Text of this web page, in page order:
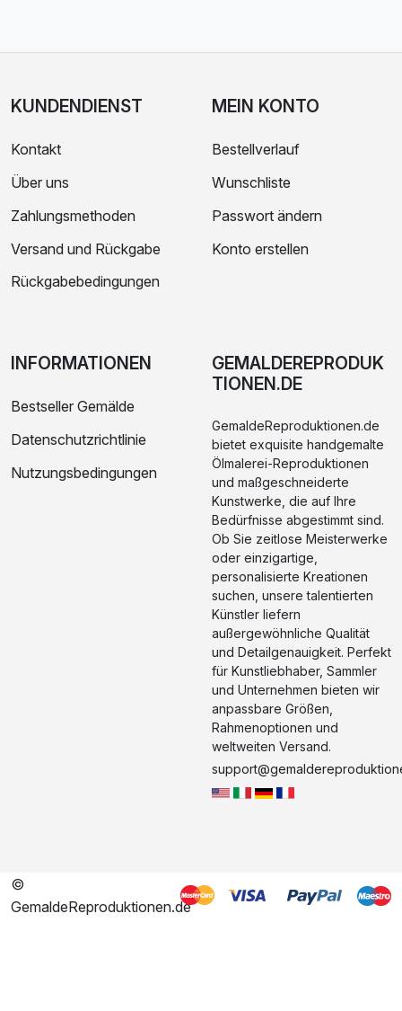
KUNDENDIENST
Kontakt
Über uns
Zahlungsmethoden
Versand und Rückgabe
Rückgabebedingungen
MEIN KONTO
Bestellverlauf
Wunschliste
Passwort ändern
Konto erstellen
INFORMATIONEN
Bestseller Gemälde
Datenschutzrichtlinie
Nutzungsbedingungen
GEMALDEREPRODUK
TIONEN.DE
GemaldeReproduktionen.de
bietet exquisite handgemalte
Ölmalerei-Reproduktionen
und maßgeschneiderte
Kunstwerke, die auf Ihre
Bedürfnisse abgestimmt sind.
Ob Sie zeitlose Meisterwerke
oder einzigartige,
personalisierte Kreationen
suchen, unsere talentierten
Künstler liefern
außergewöhnliche Qualität
und Detailgenauigkeit. Perfekt
für Kunstliebhaber, Sammler
und Unternehmen bieten wir
anpassbare Größen,
Rahmenoptionen und
weltweiten Versand.
©
GemaldeReproduktionen.de